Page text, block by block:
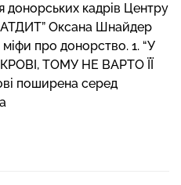
донорських кадрів Центру
Оксана Шнайдер
про донорство. 1. “У
ТОМУ НЕ ВАРТО ЇЇ
поширена серед